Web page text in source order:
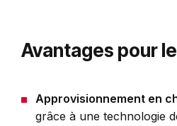
Avantages pour
Approvisionnement en
grâce à une technologie